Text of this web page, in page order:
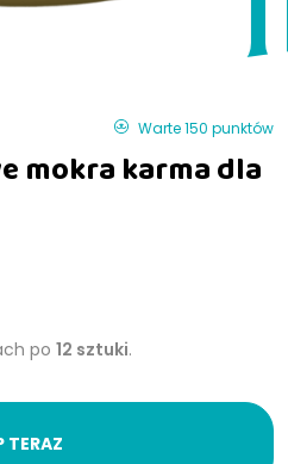
Warte 150 punktów
mokra karma dla
po 12 sztuki.
TERAZ